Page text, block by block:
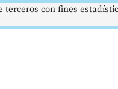
terceros con fines